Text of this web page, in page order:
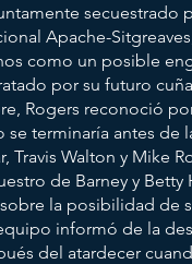
secuestrado
Apache-
como un posible
por su futuro
Rogers reconoció
se terminaría antes de
Travis Walton y Mike
de Barney y
la posibilidad de
informó de la
del atardecer